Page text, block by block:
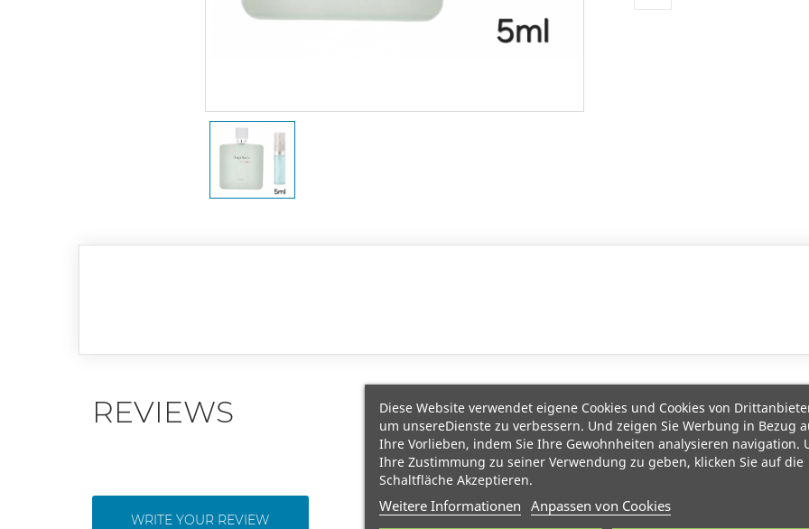
REVIEWS
WRITE YOUR REVIEW
Diese Website verwendet eigene Cookies und Cookies von
um unsereDienste zu verbessern. Und zeigen Sie Werbung in Bezug
Ihre Vorlieben, indem Sie Ihre Gewohnheiten analysieren navigation.
Ihre Zustimmung zu seiner Verwendung zu geben, klicken Sie auf die
Schaltfläche Akzeptieren.
Weitere Informationen Anpassen von Cookies